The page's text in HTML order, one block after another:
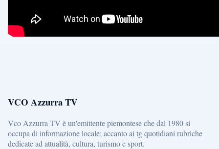
VCO Azzurra TV
Vco Azzurra TV è un'emittente piemontese che dal 1980 si
occupa di informazione locale; accanto ai tg quotidiani rubriche
dedicate ad attualità, cultura, turismo e sport.